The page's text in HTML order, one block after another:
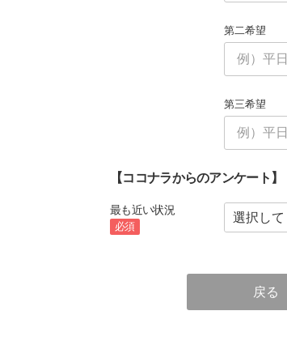
第二希望
第三希望
【ココナラからのアンケート】
最も近い状況
必須